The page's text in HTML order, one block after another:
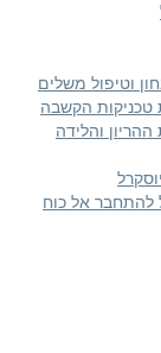
משלים
הקשבה
כוח